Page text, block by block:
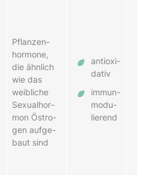
Pflanz­en­
hor­mo­ne,
die ähn­lich
wie das
weib­lich­e
Sex­u­al­hor­
mon Ös­tro­
gen auf­ge­
baut sind
an­ti­ox­i­
da­tiv
im­mun­
mo­du­
lier­end